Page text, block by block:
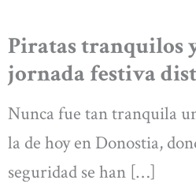
Piratas tranquilos
jornada festiva
Nunca fue tan tranquila
la de hoy en Donostia,
seguridad se han […]